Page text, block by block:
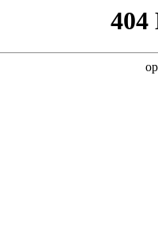
404